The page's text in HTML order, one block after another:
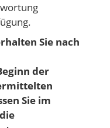
Sie nach
der
Sie im